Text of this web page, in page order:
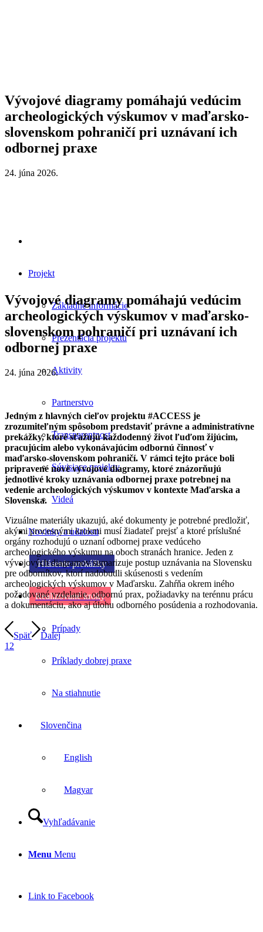
Projekt
Základné informácie
Prezentácia projektu
Aktivity
Partnerstvo
Transparentnosť
Súvisiace projekty
Videá
Novinky a udalosti
Hlásenie prekážky
Realizované kroky
Prípady
Príklady dobrej praxe
Na stiahnutie
Slovenčina
English
Magyar
Vyhľadávanie
Menu Menu
Link to Facebook
Vývojové diagramy pomáhajú vedúcim
archeologických výskumov v maďarsko-
slovenskom pohraničí pri uznávaní ich
odbornej praxe
24. júna 2026.
Vývojové diagramy pomáhajú vedúcim
archeologických výskumov v maďarsko-
slovenskom pohraničí pri uznávaní ich
odbornej praxe
24. júna 2026.
Jedným z hlavných cieľov projektu #ACCESS je
zrozumiteľným spôsobom predstaviť právne a administratívne
prekážky, ktoré sťažujú každodenný život ľuďom žijúcim,
pracujúcim alebo vykonávajúcim odbornú činnosť v
maďarsko-slovenskom pohraničí. V rámci tejto práce boli
pripravené nové vývojové diagramy, ktoré znázorňujú
jednotlivé kroky uznávania odbornej praxe potrebnej na
vedenie archeologických výskumov v kontexte Maďarska a
Slovenska.
Vizuálne materiály ukazujú, aké dokumenty je potrebné predložiť,
akými procesnými krokmi musí žiadateľ prejsť a ktoré príslušné
orgány rozhodujú o uznaní odbornej praxe vedúceho
archeologického výskumu na oboch stranách hranice. Jeden z
vývojových diagramov sumarizuje postup uznávania na Slovensku
pre odborníkov, ktorí nadobudli skúsenosti s vedením
archeologických výskumov v Maďarsku. Zahŕňa okrem iného
požadované vzdelanie, odbornú prax, požiadavky na terénnu prácu
a dokumentáciu, ako aj úlohu odborného posúdenia a rozhodovania.
Späť
Ďalej
1 2